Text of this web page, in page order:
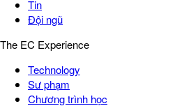
Tin
Đội ngũ
The EC Experience
Technology
Sư phạm
Chương trình học